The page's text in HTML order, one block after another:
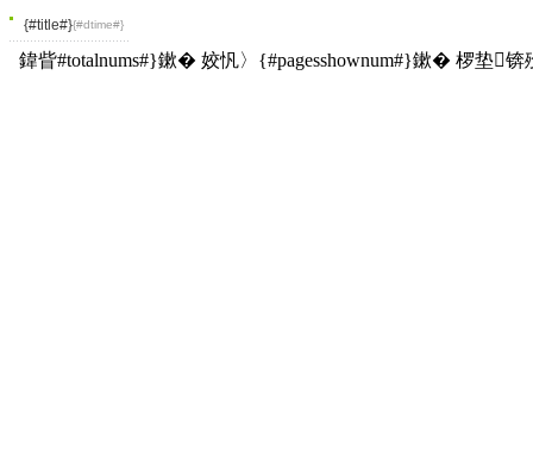
{#title#}{#dtime#}
鍏眥#totalnums#}鏉� 姣忛〉{#pagesshownum#}鏉� 椤垫锛